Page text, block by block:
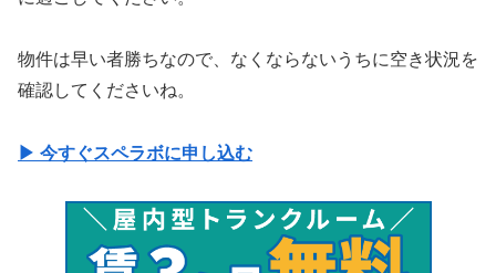
物件は早い者勝ちなので、なくならないうちに空き状況を
確認してくださいね。
▶︎ 今すぐスペラボに申し込む